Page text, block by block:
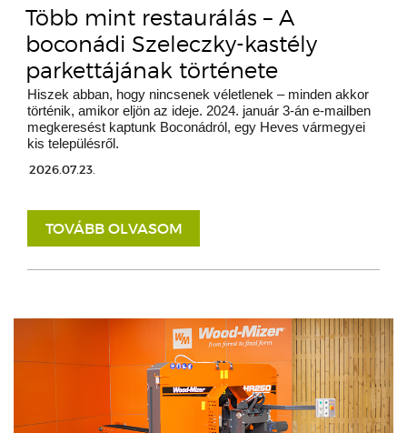
Több mint restaurálás – A
boconádi Szeleczky-kastély
parkettájának története
Hiszek abban, hogy nincsenek véletlenek – minden akkor
történik, amikor eljön az ideje. 2024. január 3-án e-mailben
megkeresést kaptunk Boconádról, egy Heves vármegyei
kis településről.
2026.07.23.
TOVÁBB OLVASOM